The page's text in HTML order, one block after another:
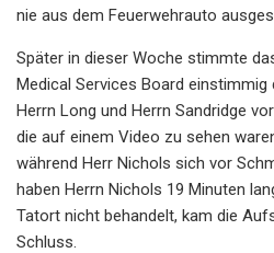
nie aus dem Feuerwehrauto
Später in dieser Woche stimmte
Medical Services Board einstimmig
Herrn Long und Herrn Sandridge
die auf einem Video zu sehen
während Herr Nichols sich vor
haben Herrn Nichols 19 Minuten
Tatort nicht behandelt, kam die
Schluss.